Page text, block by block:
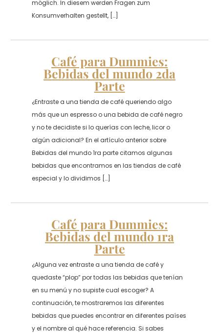
möglich. In diesem werden Fragen zum
Konsumverhalten gestellt, […]
Café para Dummies:
Bebidas del mundo 2da
Parte
¿Entraste a una tienda de café queriendo algo
más que un espresso o una bebida de café negro
y no te decidiste si lo querías con leche, licor o
algún adicional? En el artículo anterior sobre
Bebidas del mundo 1ra parte citamos algunas
bebidas que encontramos en las tiendas de café
especial y lo dividimos […]
Café para Dummies:
Bebidas del mundo 1ra
Parte
¿Alguna vez entraste a una tienda de café y
quedaste “plop” por todas las bebidas que tenían
en su menú y no supiste cual escoger? A
continuación, te mostraremos las diferentes
bebidas que puedes encontrar en diferentes países
y el nombre al qué hace referencia. Si sabes